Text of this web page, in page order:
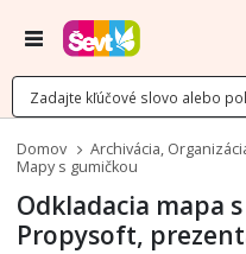
Menu
Domov Archivácia,
Mapy s gumičkou
Odkladacia mapa
Propysoft,